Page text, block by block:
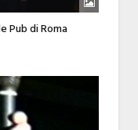
Pub di Roma